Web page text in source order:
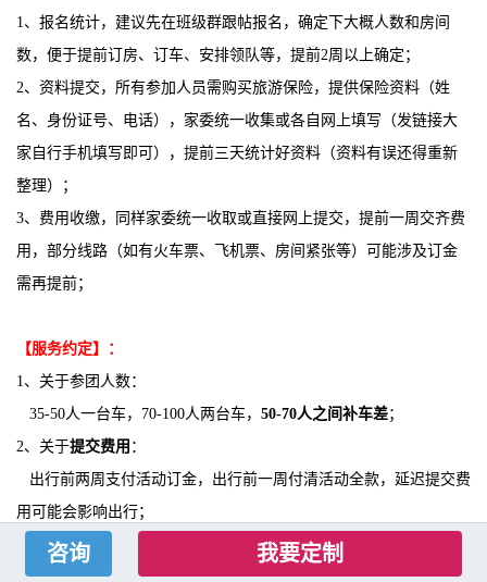
1、报名统计，建议先在班级群跟帖报名，确定下大概人数和房间
数，便于提前订房、订车、安排领队等，提前2周以上确定；
2、资料提交，所有参加人员需购买旅游保险，提供保险资料（姓
名、身份证号、电话），家委统一收集或各自网上填写（发链接大
家自行手机填写即可），提前三天统计好资料（资料有误还得重新
整理）；
3、费用收缴，同样家委统一收取或直接网上提交，提前一周交齐费
用，部分线路（如有火车票、飞机票、房间紧张等）可能涉及订金
需再提前；
【服务约定】：
1、关于参团人数：
35-50人一台车，70-100人两台车， 50-70人之间补车差；
2、关于提交费用 ：
出行前两周支付活动订金，出行前一周付清活动全款，延迟提交费
用可能会影响出行；
3、关于活动取消
遇到不可抗拒因素（如地震、台风等自然灾害等）可提前三天取消
我要定制